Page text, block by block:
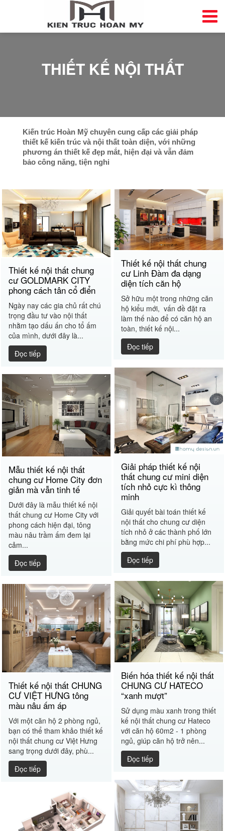
THIẾT KẾ NỘI THẤT
Kiến trúc Hoàn Mỹ chuyên cung cấp các giải pháp
thiết kế kiến trúc và nội thất toàn diện, với những
phương án thiết kế đẹp mắt, hiện đại và vẫn đảm
bảo công năng, tiện nghi
Thiết kế nội thất chung
cư GOLDMARK CITY
phong cách tân cổ điển
Ngày nay các gia chủ rất chú
trọng đầu tư vào nội thất
nhằm tạo dấu ấn cho tổ ấm
của mình, dưới đây là...
Đọc tiếp
Thiết kế nội thất chung
cư Linh Đàm đa dạng
diện tích căn hộ
Sở hữu một trong những căn
hộ kiểu mới, vấn đề đặt ra
làm thế nào để có căn hộ an
toàn, thiết kế nội...
Đọc tiếp
Giải pháp thiết kế nội
thất chung cư mini diện
tích nhỏ cực kì thông
minh
Giải quyết bài toán thiết kế
nội thất cho chung cư diện
tích nhỏ ở các thành phố lớn
bằng mức chi phí phù hợp...
Đọc tiếp
Mẫu thiết kế nội thất
chung cư Home City đơn
giản mà vẫn tinh tế
Dưới đây là mẫu thiết kế nội
thất chung cư Home City với
phong cách hiện đại, tông
màu nâu trầm ấm đem lại
cảm...
Đọc tiếp
Biến hóa thiết kế nội thất
CHUNG CƯ HATECO
“xanh mượt”
Sử dụng màu xanh trong thiết
kế nội thất chung cư Hateco
với căn hộ 60m2 - 1 phòng
ngủ, giúp căn hộ trở nên...
Đọc tiếp
Thiết kế nội thất CHUNG
CƯ VIỆT HƯNG tông
màu nâu ấm áp
Với một căn hộ 2 phòng ngủ,
bạn có thể tham khảo thiết kế
nội thất chung cư Việt Hưng
sang trọng dưới đây, phù...
Đọc tiếp